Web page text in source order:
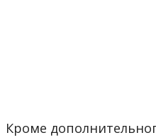
Кроме